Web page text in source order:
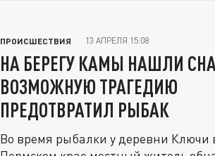
ПРОИСШЕСТВИЯ 13 АПРЕЛЯ 15:08
НА БЕРЕГУ КАМЫ НАШЛИ
ВОЗМОЖНУЮ ТРАГЕДИЮ
ПРЕДОТВРАТИЛ РЫБАК
Во время рыбалки у деревни Ключи